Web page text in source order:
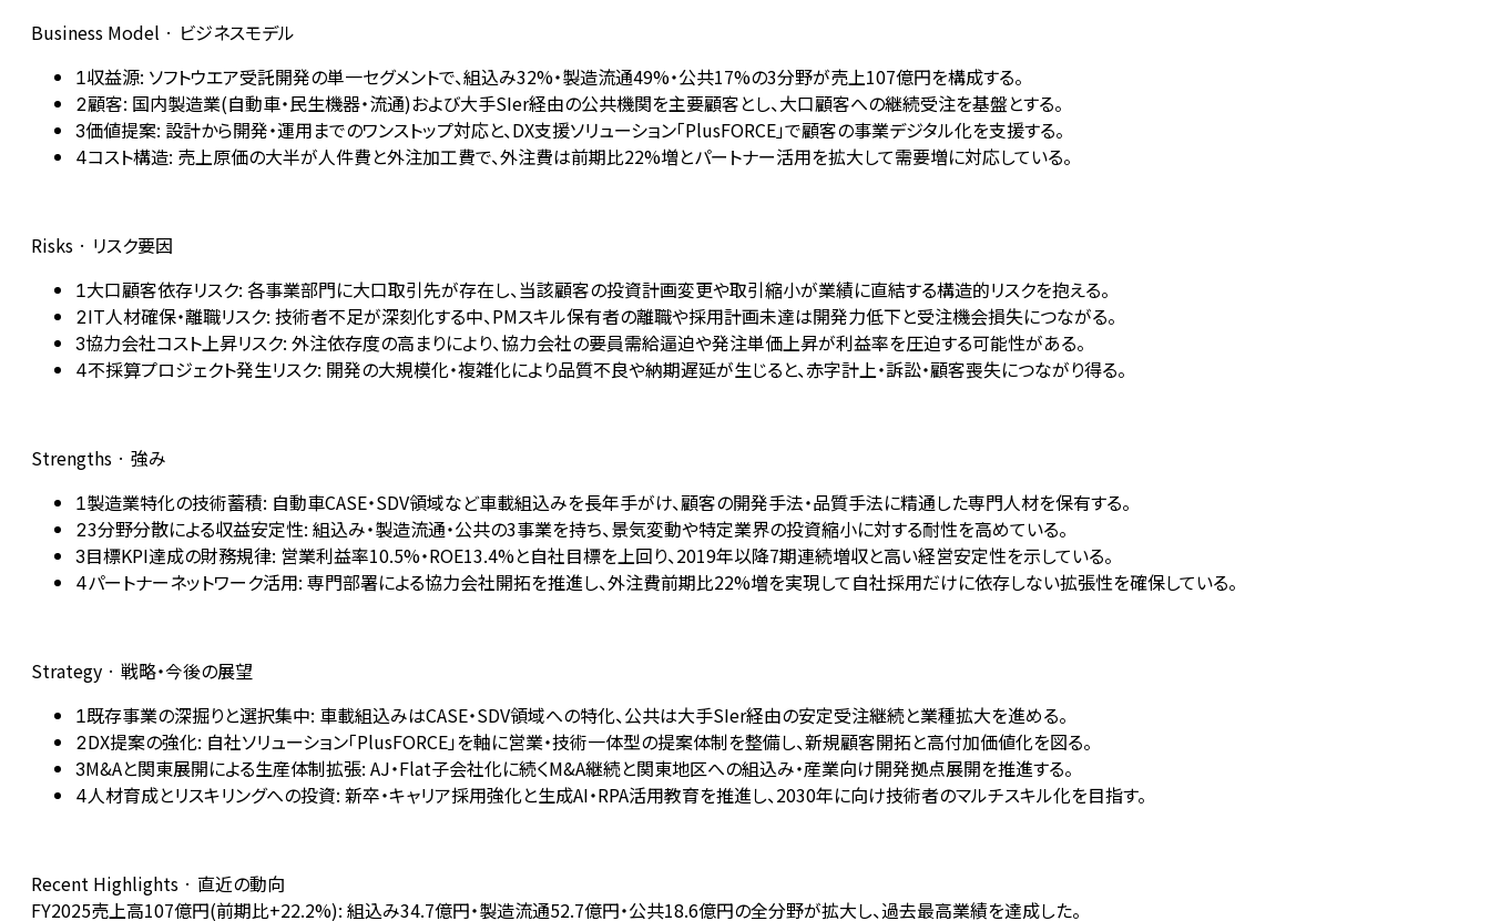
Business Model · ビジネスモデル
1収益源: ソフトウエア受託開発の単一セグメントで、組込み32%・製造流通49%・公共17%の3分野が売上107億円を構成する。
2顧客: 国内製造業(自動車・民生機器・流通)および大手SIer経由の公共機関を主要顧客とし、大口顧客への継続受注を基盤とする。
3価値提案: 設計から開発・運用までのワンストップ対応と、DX支援ソリューション「PlusFORCE」で顧客の事業デジタル化を支援する。
4コスト構造: 売上原価の大半が人件費と外注加工費で、外注費は前期比22%増とパートナー活用を拡大して需要増に対応している。
Risks · リスク要因
1大口顧客依存リスク: 各事業部門に大口取引先が存在し、当該顧客の投資計画変更や取引縮小が業績に直結する構造的リスクを抱える。
2IT人材確保・離職リスク: 技術者不足が深刻化する中、PMスキル保有者の離職や採用計画未達は開発力低下と受注機会損失につながる。
3協力会社コスト上昇リスク: 外注依存度の高まりにより、協力会社の要員需給逼迫や発注単価上昇が利益率を圧迫する可能性がある。
4不採算プロジェクト発生リスク: 開発の大規模化・複雑化により品質不良や納期遅延が生じると、赤字計上・訴訟・顧客喪失につながり得る。
Strengths · 強み
1製造業特化の技術蓄積: 自動車CASE・SDV領域など車載組込みを長年手がけ、顧客の開発手法・品質手法に精通した専門人材を保有する。
23分野分散による収益安定性: 組込み・製造流通・公共の3事業を持ち、景気変動や特定業界の投資縮小に対する耐性を高めている。
3目標KPI達成の財務規律: 営業利益率10.5%・ROE13.4%と自社目標を上回り、2019年以降7期連続増収と高い経営安定性を示している。
4パートナーネットワーク活用: 専門部署による協力会社開拓を推進し、外注費前期比22%増を実現して自社採用だけに依存しない拡張性を確保している。
Strategy · 戦略・今後の展望
1既存事業の深掘りと選択集中: 車載組込みはCASE・SDV領域への特化、公共は大手SIer経由の安定受注継続と業種拡大を進める。
2DX提案の強化: 自社ソリューション「PlusFORCE」を軸に営業・技術一体型の提案体制を整備し、新規顧客開拓と高付加価値化を図る。
3M&Aと関東展開による生産体制拡張: AJ・Flat子会社化に続くM&A継続と関東地区への組込み・産業向け開発拠点展開を推進する。
4人材育成とリスキリングへの投資: 新卒・キャリア採用強化と生成AI・RPA活用教育を推進し、2030年に向け技術者のマルチスキル化を目指す。
Recent Highlights · 直近の動向
FY2025売上高107億円(前期比+22.2%): 組込み34.7億円・製造流通52.7億円・公共18.6億円の全分野が拡大し、過去最高業績を達成した。